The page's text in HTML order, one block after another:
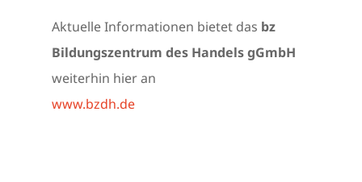
Aktuelle Informationen bietet das bz
Bildungszentrum des Handels gGmbH
weiterhin hier an
www.bzdh.de